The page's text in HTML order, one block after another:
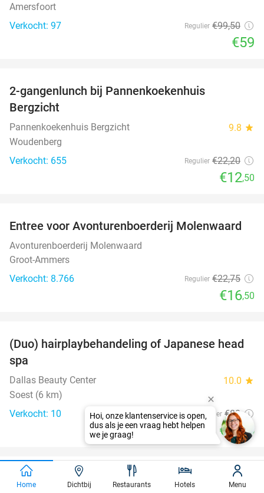
Amersfoort
Verkocht: 97
Regulier €99,50
€59
2-gangenlunch bij Pannenkoekenhuis
Bergzicht
Pannenkoekenhuis Bergzicht 9.8 star
Woudenberg
Verkocht: 655
Regulier €22,20
€12,50
27%
Entree voor Avonturenboerderij Molenwaard
Avonturenboerderij Molenwaard
Groot-Ammers
Verkocht: 8.766
Regulier €22,75
€16,50
38%
(Duo) hairplaybehandeling of Japanese head
spa
Dallas Beauty Center 10.0 star
Soest (6 km)
Verkocht: 10
Regulier €80
€49,95
29%
favorite_border
3-gangen keuzediner bij De Koning
Home Dichtbij Restaurants Hotels Menu